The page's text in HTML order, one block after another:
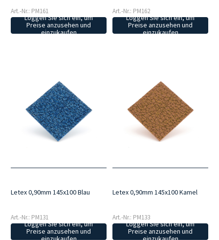
Art.-Nr.: PM161
Loggen Sie sich ein, um
Preise anzusehen und
einzukaufen
Art.-Nr.: PM162
Loggen Sie sich ein, um
Preise anzusehen und
einzukaufen
Letex 0,90mm 145x100 Blau
Art.-Nr.: PM131
Loggen Sie sich ein, um
Preise anzusehen und
Letex 0,90mm 145x100 Kamel
Art.-Nr.: PM133
Loggen Sie sich ein, um
Preise anzusehen und